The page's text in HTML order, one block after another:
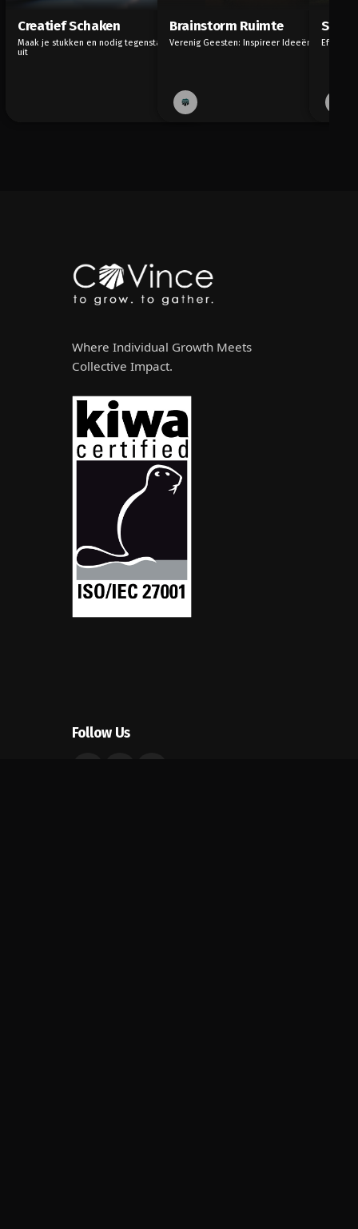
Creatief Schaken
Maak je stukken en nodig tegenstanders
uit
Brainstorm Ruimte
Verenig Geesten: Inspireer Ideeën Efficiënt
Where Individual Growth Meets
Collective Impact.
Follow Us